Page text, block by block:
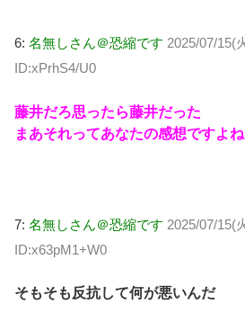
6: 名無しさん＠恐縮です 2025/07/15(
ID:xPrhS4/U0
藤井だろ思ったら藤井だった
まあそれってあなたの感想ですよ
7: 名無しさん＠恐縮です 2025/07/15(
ID:x63pM1+W0
そもそも反抗して何が悪いんだ